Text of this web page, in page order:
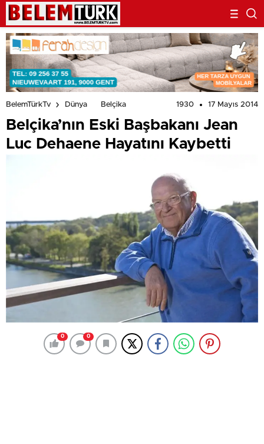
BelemTürkTv Dünya Belçika 1930 17 Mayıs 2014
Belçika’nın Eski Başbakanı Jean
Luc Dehaene Hayatını Kaybetti
0 0